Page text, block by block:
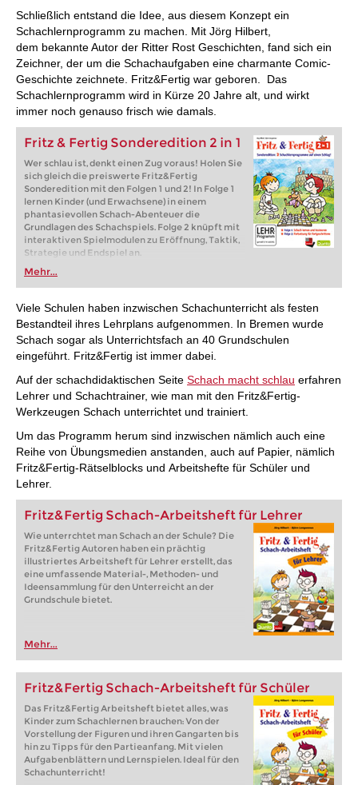
Schließlich entstand die Idee, aus diesem Konzept ein
Schachlernprogramm zu machen. Mit Jörg Hilbert,
dem bekannte Autor der Ritter Rost Geschichten, fand sich ein
Zeichner, der um die Schachaufgaben eine charmante Comic-
Geschichte zeichnete. Fritz&Fertig war geboren. Das
Schachlernprogramm wird in Kürze 20 Jahre alt, und wirkt
immer noch genauso frisch wie damals.
Fritz & Fertig Sonderedition 2 in 1
Wer schlau ist, denkt einen Zug voraus! Holen Sie
sich gleich die preiswerte Fritz&Fertig
Sonderedition mit den Folgen 1 und 2! In Folge 1
lernen Kinder (und Erwachsene) in einem
phantasievollen Schach-Abenteuer die
Grundlagen des Schachspiels. Folge 2 knüpft mit
interaktiven Spielmodulen zu Eröffnung, Taktik,
Strategie und Endspiel an.
Mehr...
Viele Schulen haben inzwischen Schachunterricht als festen
Bestandteil ihres Lehrplans aufgenommen. In Bremen wurde
Schach sogar als Unterrichtsfach an 40 Grundschulen
eingeführt. Fritz&Fertig ist immer dabei.
Auf der schachdidaktischen Seite Schach macht schlau erfahren
Lehrer und Schachtrainer, wie man mit den Fritz&Fertig-
Werkzeugen Schach unterrichtet und trainiert.
Um das Programm herum sind inzwischen nämlich auch eine
Reihe von Übungsmedien anstanden, auch auf Papier, nämlich
Fritz&Fertig-Rätselblocks und Arbeitshefte für Schüler und
Lehrer.
Fritz&Fertig Schach-Arbeitsheft für Lehrer
Wie unterrchtet man Schach an der Schule? Die
Fritz&Fertig Autoren haben ein prächtig
illustriertes Arbeitsheft für Lehrer erstellt, das
eine umfassende Material-, Methoden- und
Ideensammlung für den Unterreicht an der
Grundschule bietet.
Mehr...
Fritz&Fertig Schach-Arbeitsheft für Schüler
Das Fritz&Fertig Arbeitsheft bietet alles, was
Kinder zum Schachlernen brauchen: Von der
Vorstellung der Figuren und ihren Gangarten bis
hin zu Tipps für den Partieanfang. Mit vielen
Aufgabenblättern und Lernspielen. Ideal für den
Schachunterricht!